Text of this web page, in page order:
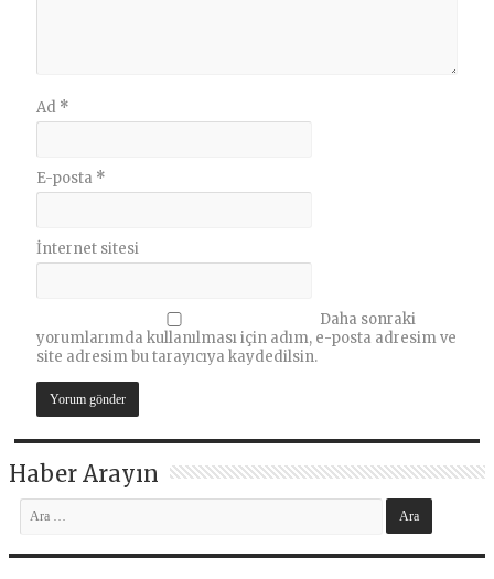
Ad *
E-posta *
İnternet sitesi
Daha sonraki
yorumlarımda kullanılması için adım, e-posta adresim ve
site adresim bu tarayıcıya kaydedilsin.
Haber Arayın